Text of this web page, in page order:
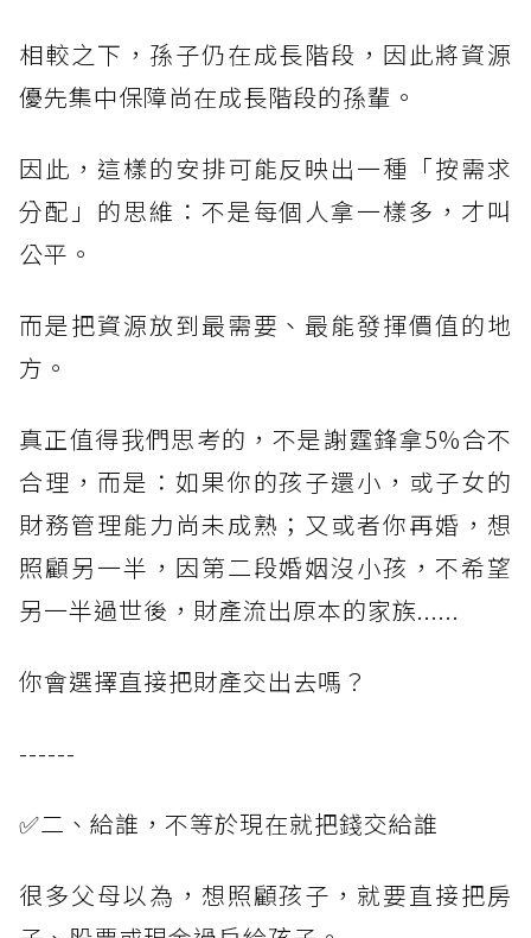
相較之下，孫子仍在成長階段，因此將資源
優先集中保障尚在成長階段的孫輩。
因此，這樣的安排可能反映出一種「按需求
分配」的思維：不是每個人拿一樣多，才叫
公平。
而是把資源放到最需要、最能發揮價值的地
方。
真正值得我們思考的，不是謝霆鋒拿5%合不
合理，而是：如果你的孩子還小，或子女的
財務管理能力尚未成熟；又或者你再婚，想
照顧另一半，因第二段婚姻沒小孩，不希望
另一半過世後，財產流出原本的家族......
你會選擇直接把財產交出去嗎？
------
✅二、給誰，不等於現在就把錢交給誰
很多父母以為，想照顧孩子，就要直接把房